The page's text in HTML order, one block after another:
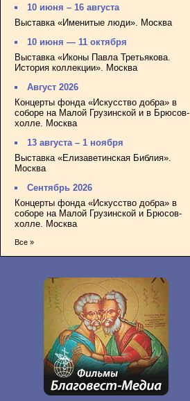
10 июня – 16 августа
Выставка «Именитые люди». Москва
10 июня — 11 октября
Выставка «Иконы Павла Третьякова.
История коллекции». Москва
Август 2026
Концерты фонда «Искусство добра» в
соборе на Малой Грузинской и в Брюсов-
холле. Москва
13 августа – 1 ноября
Выставка «Елизаветинская Библия».
Москва
Сентябрь 2026
Концерты фонда «Искусство добра» в
соборе на Малой Грузинской и Брюсов-
холле. Москва
Все »